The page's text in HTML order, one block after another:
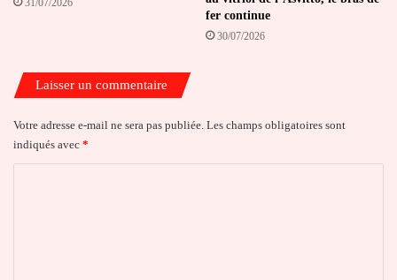
fer continue
30/07/2026
Laisser un commentaire
Votre adresse e-mail ne sera pas publiée. Les champs obligatoires sont
indiqués avec *